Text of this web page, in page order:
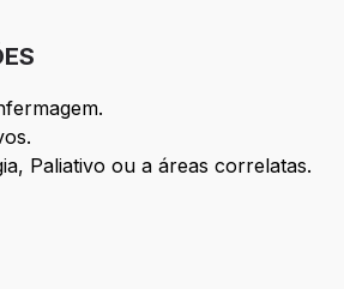
Paliativo ou a áreas correlatas.